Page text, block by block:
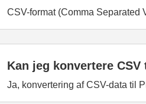
CSV-format (Comma Separated
Kan jeg konvertere
Ja, konvertering af CSV-data til